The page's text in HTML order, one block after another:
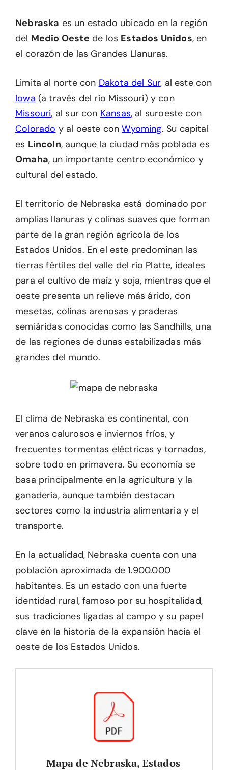
Nebraska es un estado ubicado en la región
del Medio Oeste de los Estados Unidos, en
el corazón de las Grandes Llanuras.
Limita al norte con Dakota del Sur, al este con
Iowa (a través del río Missouri) y con
Missouri, al sur con Kansas, al suroeste con
Colorado y al oeste conWyoming. Su capital
es Lincoln, aunque la ciudad más poblada es
Omaha, un importante centro económico y
cultural del estado.
El territorio de Nebraska está dominado por
amplias llanuras y colinas suaves que forman
parte de la gran región agrícola de los
Estados Unidos. En el este predominan las
tierras fértiles del valle del río Platte, ideales
para el cultivo de maíz y soja, mientras que el
oeste presenta un relieve más árido, con
mesetas, colinas arenosas y praderas
semiáridas conocidas como las Sandhills, una
de las regiones de dunas estabilizadas más
grandes del mundo.
El clima de Nebraska es continental, con
veranos calurosos e inviernos fríos, y
frecuentes tormentas eléctricas y tornados,
sobre todo en primavera. Su economía se
basa principalmente en la agricultura y la
ganadería, aunque también destacan
sectores como la industria alimentaria y el
transporte.
En la actualidad, Nebraska cuenta con una
población aproximada de 1.900.000
habitantes. Es un estado con una fuerte
identidad rural, famoso por su hospitalidad,
sus tradiciones ligadas al campo y su papel
clave en la historia de la expansión hacia el
oeste de los Estados Unidos.
Mapa de Nebraska, Estados